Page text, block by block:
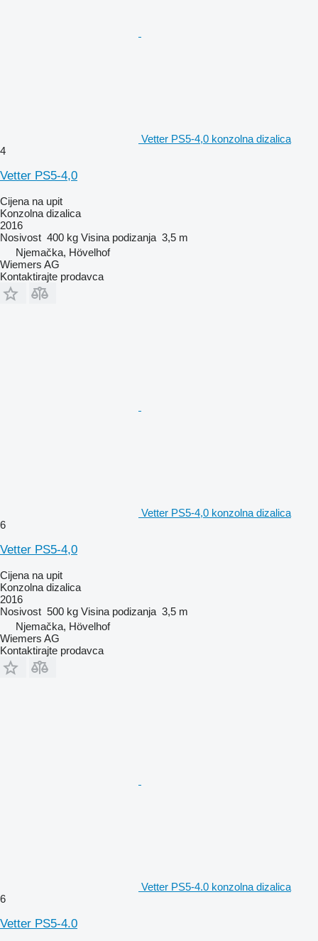
Vetter PS5-4,0 konzolna dizalica
4
Vetter PS5-4,0
Cijena na upit
Konzolna dizalica
2016
Nosivost 400 kg Visina podizanja 3,5 m
Njemačka, Hövelhof
Wiemers AG
Kontaktirajte prodavca
Vetter PS5-4,0 konzolna dizalica
6
Vetter PS5-4,0
Cijena na upit
Konzolna dizalica
2016
Nosivost 500 kg Visina podizanja 3,5 m
Njemačka, Hövelhof
Wiemers AG
Kontaktirajte prodavca
Vetter PS5-4.0 konzolna dizalica
6
Vetter PS5-4.0